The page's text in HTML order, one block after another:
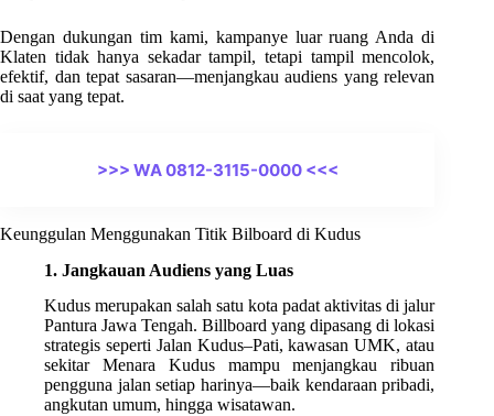
Dengan dukungan tim kami, kampanye luar ruang Anda di
Klaten tidak hanya sekadar tampil, tetapi tampil mencolok,
efektif, dan tepat sasaran—menjangkau audiens yang relevan
di saat yang tepat.
>>> WA 0812-3115-0000 <<<
Keunggulan Menggunakan Titik Bilboard di Kudus
1. Jangkauan Audiens yang Luas
Kudus merupakan salah satu kota padat aktivitas di jalur
Pantura Jawa Tengah. Billboard yang dipasang di lokasi
strategis seperti Jalan Kudus–Pati, kawasan UMK, atau
sekitar Menara Kudus mampu menjangkau ribuan
pengguna jalan setiap harinya—baik kendaraan pribadi,
angkutan umum, hingga wisatawan.